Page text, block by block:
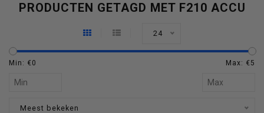
PRODUCTEN GETAGD MET F210 ACCU
24
Min: €0 Max: €5
Meest bekeken